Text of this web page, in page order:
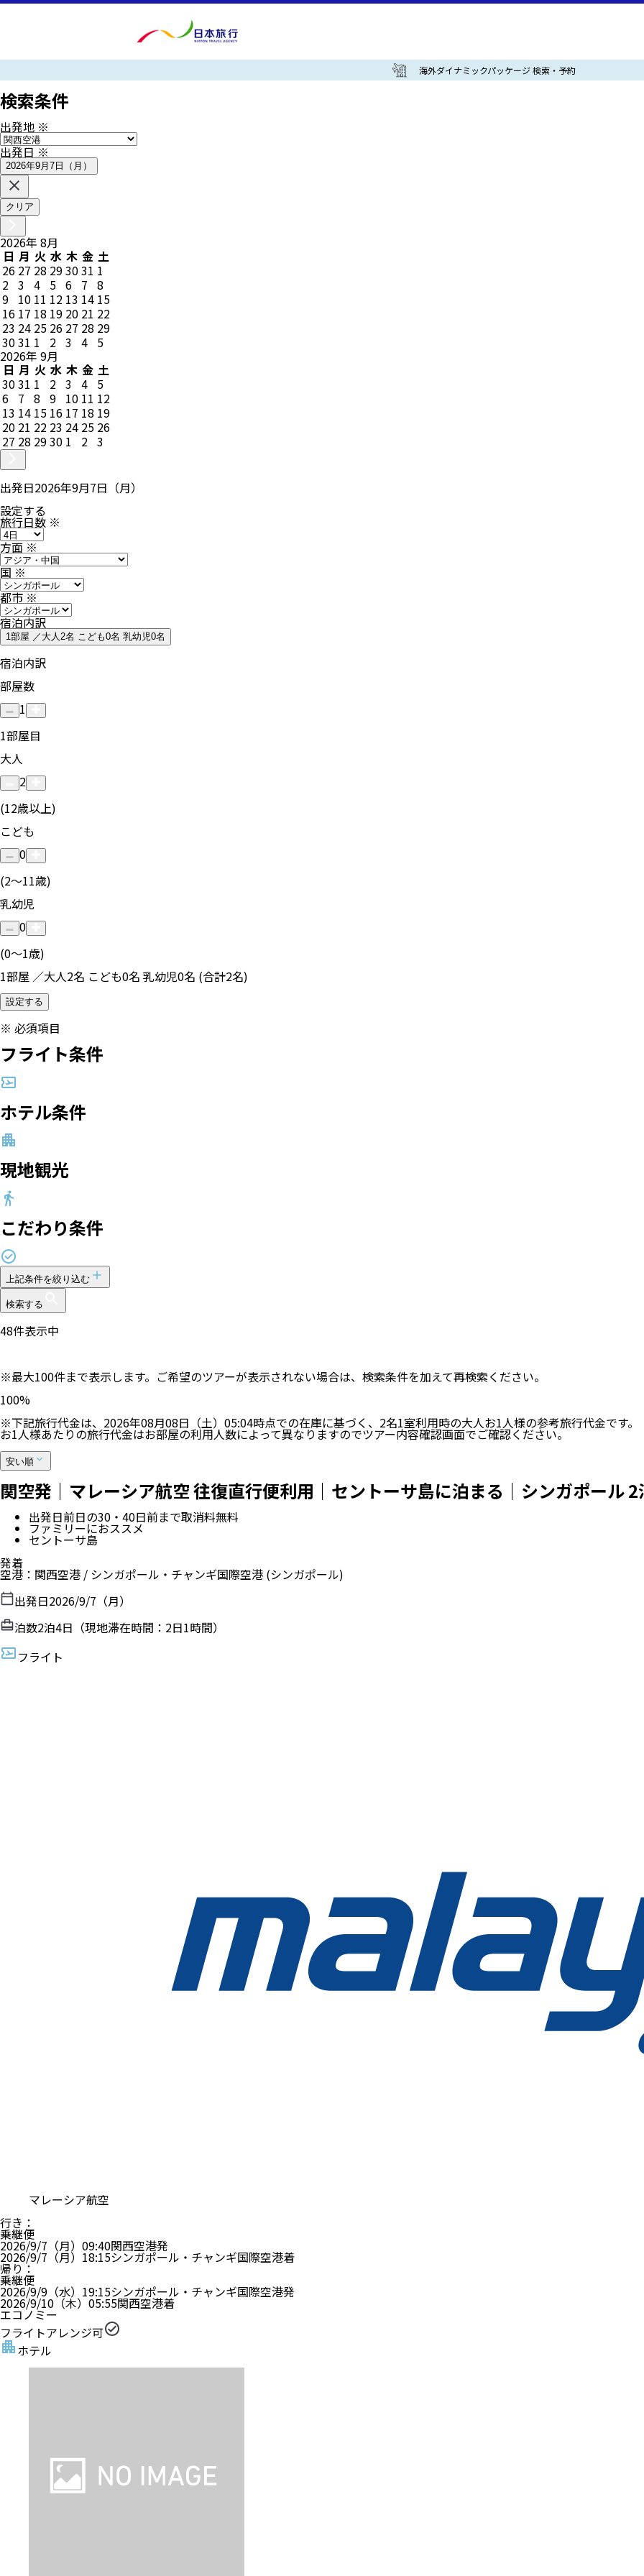
海外ダイナミックパッケージ 検索・予約
検索条件
出発地 ※
出発日※
2026年9月7日（月）
クリア
2026年 8月
日 月 火 水 木 金 土
26 27 28 293031 1
2 3 4 5 6 7 8
9 10 11 12 13 14 15
16 17 18 19 20 21 22
23 24 25 26 27 28 29
3031 1 2 3 4 5
2026年 9月
日 月 火 水 木 金 土
3031 1 2 3 4 5
6 7 8 9 10 11 12
13 14 15 16 17 18 19
20 21 22 23 24 25 26
27 28 2930 1 2 3
出発日2026年9月7日（月）
設定する
旅行日数 ※
方面※
国※
都市※
宿泊内訳
1部屋 ／大人2名 こども0名 乳幼児0名
宿泊内訳
部屋数
1
1部屋目
大人
2
(12歳以上)
こども
0
(2〜11歳)
乳幼児
0
(0〜1歳)
1部屋 ／大人2名 こども0名 乳幼児0名 (合計2名)
設定する
※ 必須項目
フライト条件
ホテル条件
現地観光
こだわり条件
上記条件を絞り込む
検索する
48件表示中
※最大100件まで表示します。ご希望のツアーが表示されない場合は、検索条件を加えて再検索ください。
100%
※下記旅行代金は、 2026年08月08日（土）05:04時点での在庫に基づく、 2名1室利用時の大人お1人様の参考旅行代金です。
お1人様あたりの旅行代金はお部屋の利用人数によって異なりますのでツアー内容確認画面でご確認ください。
安い順
関空発｜マレーシア航空 往復直行便利用｜セントーサ島に泊まる｜シンガポール
出発日前日の30・40日前まで取消料無料
ファミリーにおススメ
セントーサ島
発着
空港 ： 関西空港 / シンガポール・チャンギ国際空港 (シンガポール)
出発日2026/9/7（月）
泊数2泊4日（現地滞在時間： 2日1時間）
フライト
マレーシア航空
行き ：
乗継便
2026/9/7（月） 09:40関西空港発
2026/9/7（月） 18:15シンガポール・チャンギ国際空港着
帰り ：
乗継便
2026/9/9（水） 19:15シンガポール・チャンギ国際空港発
2026/9/10（木） 05:55関西空港着
エコノミー
フライトアレンジ可
ホテル